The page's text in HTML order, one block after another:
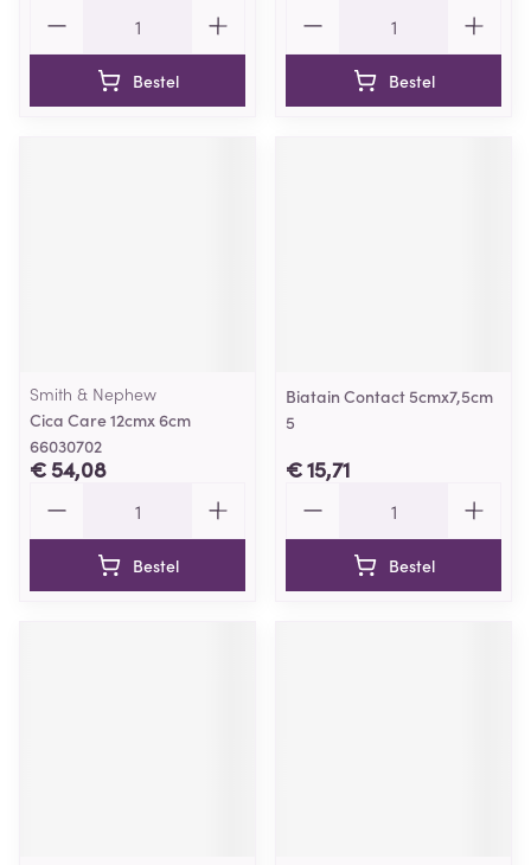
Bestel Bestel
Smith & Nephew
Cica Care 12cmx 6cm
66030702
€ 54,08
Bestel
Biatain Contact 5cmx7,5cm
5
€ 15,71
Bestel